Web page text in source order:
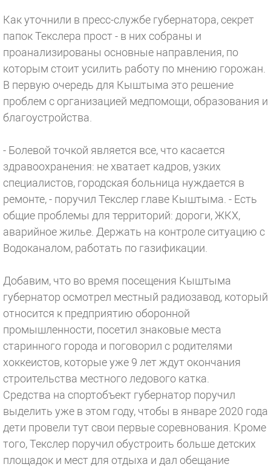
Как уточнили в пресс-службе губернатора, секрет
папок Текслера прост - в них собраны и
проанализированы основные направления, по
которым стоит усилить работу по мнению горожан.
В первую очередь для Кыштыма это решение
проблем с организацией медпомощи, образования и
благоустройства.
- Болевой точкой является все, что касается
здравоохранения: не хватает кадров, узких
специалистов, городская больница нуждается в
ремонте, - поручил Текслер главе Кыштыма. - Есть
общие проблемы для территорий: дороги, ЖКХ,
аварийное жилье. Держать на контроле ситуацию с
Водоканалом, работать по газификации.
Добавим, что во время посещения Кыштыма
губернатор осмотрел местный радиозавод, который
относится к предприятию оборонной
промышленности, посетил знаковые места
старинного города и поговорил с родителями
хоккеистов, которые уже 9 лет ждут окончания
строительства местного ледового катка.
Средства на спортобъект губернатор поручил
выделить уже в этом году, чтобы в январе 2020 года
дети провели тут свои первые соревнования. Кроме
того, Текслер поручил обустроить больше детских
площадок и мест для отдыха и дал обещание